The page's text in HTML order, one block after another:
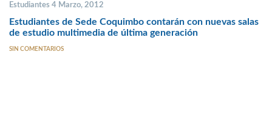
Estudiantes 4 Marzo, 2012
Estudiantes de Sede Coquimbo contarán con nuevas salas
de estudio multimedia de última generación
SIN COMENTARIOS